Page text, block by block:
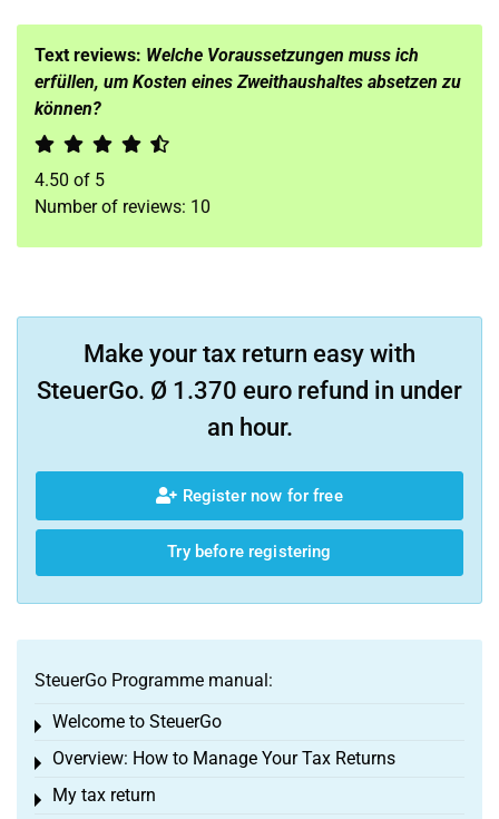
Text reviews: Welche Voraussetzungen muss ich
erfüllen, um Kosten eines Zweithaushaltes absetzen zu
können?
4.50 of 5
Number of reviews: 10
Make your tax return easy with
SteuerGo. Ø 1.370 euro refund in under
an hour.
Register now for free
Try before registering
SteuerGo Programme manual:
Welcome to SteuerGo
Toggle menu
Overview: How to Manage Your Tax Returns
Toggle menu
My tax return
Toggle menu